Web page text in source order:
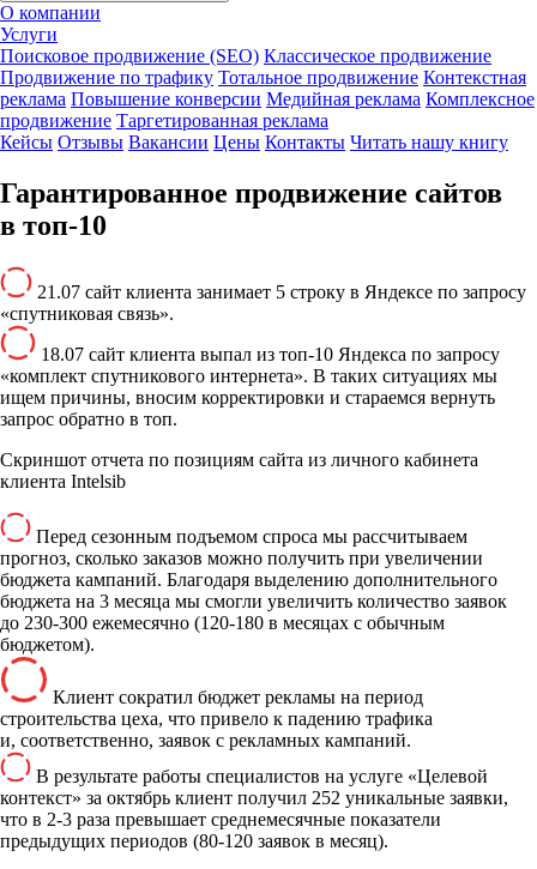
О компании
Услуги
Поисковое продвижение (SEO) Классическое продвижение
Продвижение по трафику Тотальное продвижение Контекстная
реклама Повышение конверсии Медийная реклама Комплексное
продвижение Таргетированная реклама
Кейсы Отзывы Вакансии Цены Контакты Читать нашу книгу
Гарантированное продвижение сайтов
в топ-10
21.07 сайт клиента занимает 5 строку в Яндексе по запросу
«спутниковая связь».
18.07 сайт клиента выпал из топ-10 Яндекса по запросу
«комплект спутникового интернета». В таких ситуациях мы
ищем причины, вносим корректировки и стараемся вернуть
запрос обратно в топ.
Скриншот отчета по позициям сайта из личного кабинета
клиента Intelsib
Перед сезонным подъемом спроса мы рассчитываем
прогноз, сколько заказов можно получить при увеличении
бюджета кампаний. Благодаря выделению дополнительного
бюджета на 3 месяца мы смогли увеличить количество заявок
до 230-300 ежемесячно (120-180 в месяцах с обычным
бюджетом).
Клиент сократил бюджет рекламы на период
строительства цеха, что привело к падению трафика
и, соответственно, заявок с рекламных кампаний.
В результате работы специалистов на услуге «Целевой
контекст» за октябрь клиент получил 252 уникальные заявки,
что в 2-3 раза превышает среднемесячные показатели
предыдущих периодов (80-120 заявок в месяц).